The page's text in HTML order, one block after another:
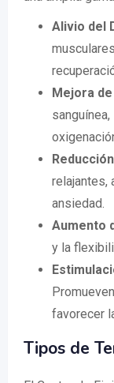
Alivio del
Mejora
relajantes,
ansiedad.
Aumento
y la
favorecer
Tipos de